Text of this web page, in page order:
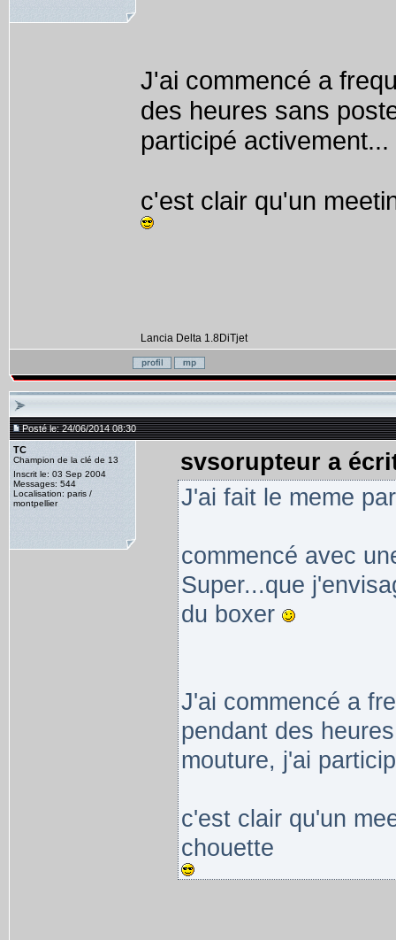
J'ai commencé a
des heures sans
participé activement...
c'est clair qu'un
Lancia Delta 1.8DiTjet
Posté le: 24/06/2014 08:30
TC
Champion de la clé de 13
Inscrit le: 03 Sep 2004
Messages: 544
Localisation: paris /
montpellier
svsorupteur a
J'ai fait le meme
commencé avec
Super...que
du boxer
J'ai commencé a
pendant des
mouture, j'ai
c'est clair qu'un
chouette